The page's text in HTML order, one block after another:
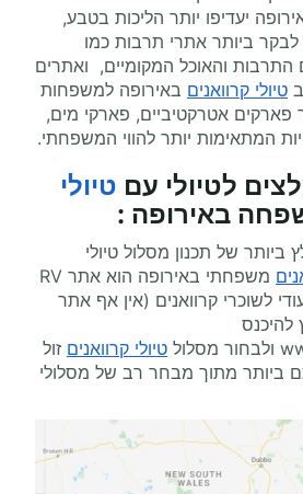
יעדיפו יותר הליכות בטבע,
ביותר אתרי תרבות כמו
התרבות והאוכל המקומיים, ואתרים
טיולי קרוואנים באירופה למשפחות
פארקים אטרקטיביים, פארקי מים,
המתאימות יותר להווי המשפחתי.
לטיולי עם טיולי
באירופה :
של תכנון מסלול טיולי
משפחתי באירופה הוא אתר RV
לשוכרי קרוואנים (אין אף אתר
להיכנס
ולבחור מסלול טיולי קרוואנים זול
ביותר מתוך מבחר רב של מסלולי